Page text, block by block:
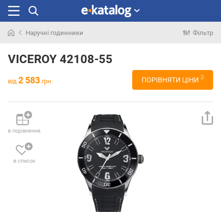
раніше
Наручні годинники Фільтр
VICEROY 42108-55
від 2 583 грн. ПОРІВНЯТИ ЦІНИ 3
в порівняння
в список